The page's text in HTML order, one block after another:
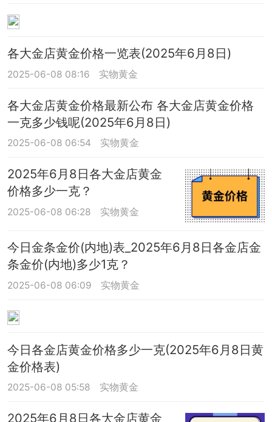
各大金店黄金价格一览表(2025年6月8日)
2025-06-08 08:16 实物黄金
各大金店黄金价格最新公布 各大金店黄金价格
一克多少钱呢(2025年6月8日)
2025-06-08 06:54 实物黄金
2025年6月8日各大金店黄金
价格多少一克？
2025-06-08 06:28 实物黄金
今日金条金价(内地)表_2025年6月8日各金店金
条金价(内地)多少1克？
2025-06-08 06:09 实物黄金
今日各金店黄金价格多少一克(2025年6月8日黄
金价格表)
2025-06-08 05:58 实物黄金
2025年6月8日各大金店黄金